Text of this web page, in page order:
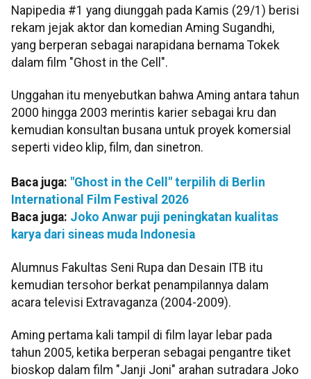
Napipedia #1 yang diunggah pada Kamis (29/1) berisi
rekam jejak aktor dan komedian Aming Sugandhi,
yang berperan sebagai narapidana bernama Tokek
dalam film "Ghost in the Cell".
Unggahan itu menyebutkan bahwa Aming antara tahun
2000 hingga 2003 merintis karier sebagai kru dan
kemudian konsultan busana untuk proyek komersial
seperti video klip, film, dan sinetron.
Baca juga: "Ghost in the Cell" terpilih di Berlin
International Film Festival 2026
Baca juga: Joko Anwar puji peningkatan kualitas
karya dari sineas muda Indonesia
Alumnus Fakultas Seni Rupa dan Desain ITB itu
kemudian tersohor berkat penampilannya dalam
acara televisi Extravaganza (2004-2009).
Aming pertama kali tampil di film layar lebar pada
tahun 2005, ketika berperan sebagai pengantre tiket
bioskop dalam film "Janji Joni" arahan sutradara Joko